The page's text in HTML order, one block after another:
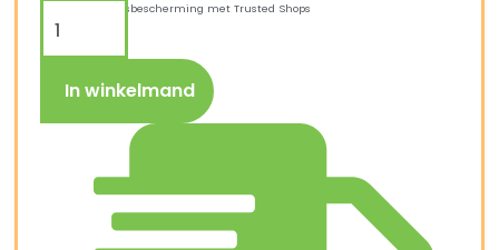
Kopersbescherming met Trusted Shops
In winkelmand